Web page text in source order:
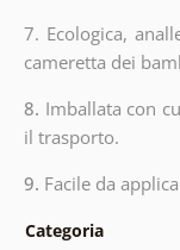
7. Ecologica,
cameretta dei
8. Imballata con
il trasporto.
9. Facile da
Categoria